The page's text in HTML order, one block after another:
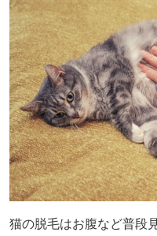
猫の脱毛はお腹など普段